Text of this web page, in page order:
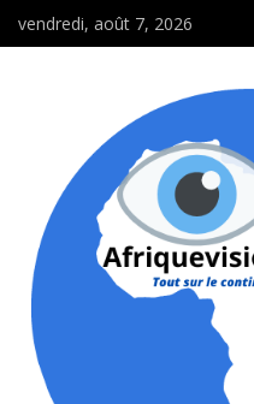
vendredi, août 7, 2026